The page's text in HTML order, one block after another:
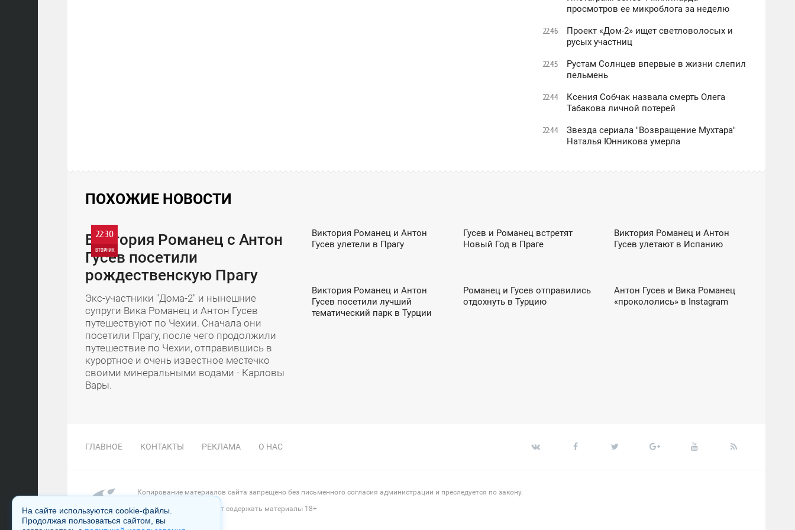
просмотров ее микроблога за неделю
22:46
Проект «Дом-2» ищет светловолосых и
русых участниц
22:45
Рустам Солнцев впервые в жизни слепил
пельмень
22:44
Ксения Собчак назвала смерть Олега
Табакова личной потерей
22:44
Звезда сериала "Возвращение Мухтара"
Наталья Юнникова умерла
ПОХОЖИЕ НОВОСТИ
22:30
ВТОРНИК
Виктория Романец с Антон
Гусев посетили
рождественскую Прагу
Экс-участники "Дома-2" и нынешние
супруги Вика Романец и Антон Гусев
путешествуют по Чехии. Сначала они
посетили Прагу, после чего продолжили
путешествие по Чехии, отправившись в
курортное и очень известное местечко
своими минеральными водами - Карловы
Вары.
Виктория Романец и Антон
Гусев улетели в Прагу
Гусев и Романец встретят
Новый Год в Праге
Виктория Романец и Антон
Гусев улетают в Испанию
Виктория Романец и Антон
Гусев посетили лучший
тематический парк в Турции
Романец и Гусев отправились
отдохнуть в Турцию
07:48
Антон Гусев и Вика Романец
«прокололись» в Instagram
ГЛАВНОЕ КОНТАКТЫ РЕКЛАМА О НАС
Копирование материалов сайта запрещено без письменного согласия администрации и преследуется по закону.
Настоящий ресурс может содержать материалы 18+
На сайте используются cookie-файлы.
Продолжая пользоваться сайтом, вы